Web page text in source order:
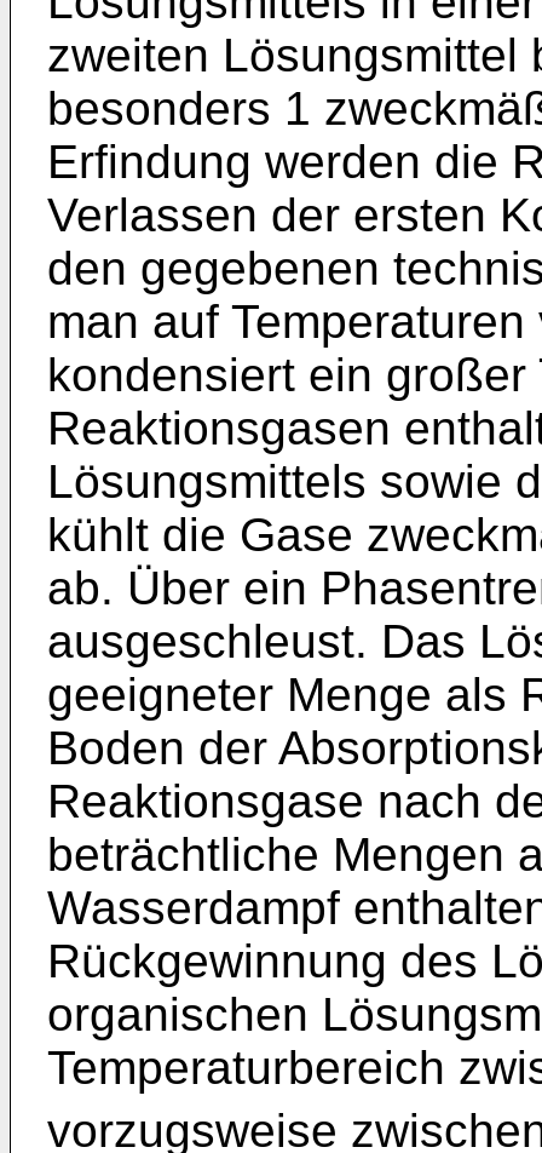
zweiten Lösungsmittel
besonders 1
Erfindung werden die
Verlassen der ersten
den gegebenen
man auf
kondensiert ein großer
Reaktionsgasen
Lösungsmittels sowie
kühlt die Gase
ab. Über ein
ausgeschleust. Das
geeigneter Menge als
Boden der
Reaktionsgase nach
beträchtliche Mengen
Wasserdampf
Rückgewinnung des
organischen
Temperaturbereich
vorzugsweise